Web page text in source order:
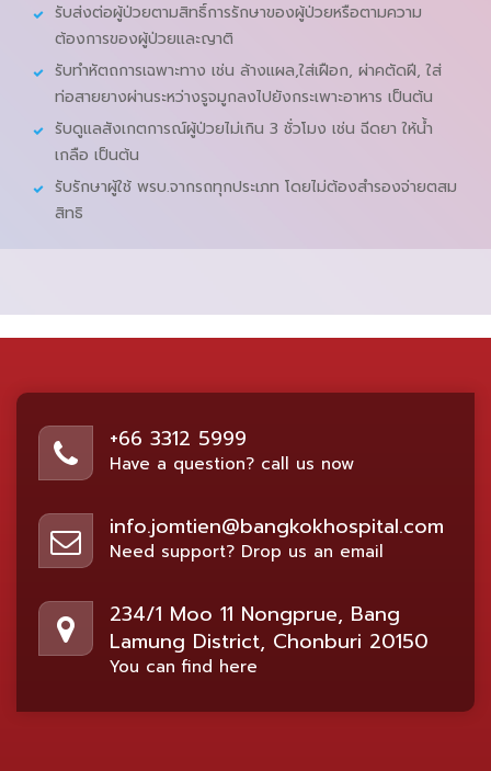
รับส่งต่อผู้ป่วยตามสิทธิ์การรักษาของผู้ป่วยหรือตามความ
ต้องการของผู้ป่วยและญาติ
รับทำหัตถการเฉพาะทาง เช่น ล้างแผล,ใส่เฝือก, ผ่าคตัดฝี, ใส่
ท่อสายยางผ่านระหว่างรูจมูกลงไปยังกระเพาะอาหาร เป็นต้น
รับดูแลสังเกตการณ์ผู้ป่วยไม่เกิน 3 ชั่วโมง เช่น ฉีดยา ให้น้ำ
เกลือ เป็นต้น
รับรักษาผู้ใช้ พรบ.จากรถทุกประเภท โดยไม่ต้องสำรองจ่ายตสม
สิทธิ
+66 3312 5999
Have a question? call us now
info.jomtien@bangkokhospital.com
Need support? Drop us an email
234/1 Moo 11 Nongprue, Bang
Lamung District, Chonburi 20150
You can find here